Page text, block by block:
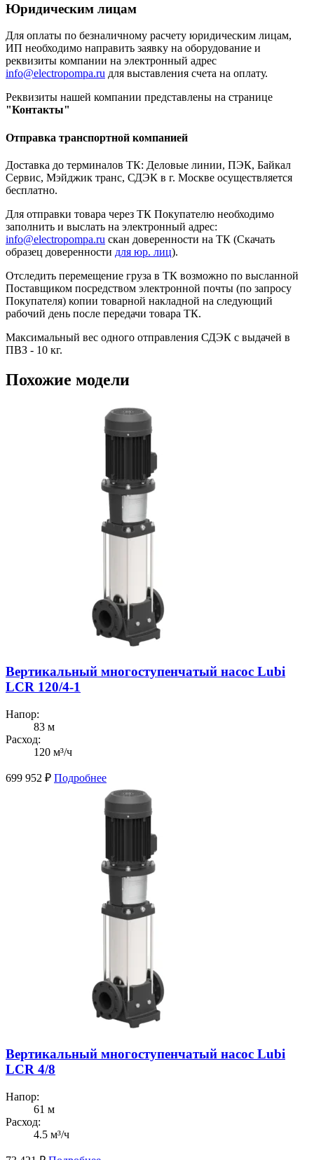
Юридическим лицам
Для оплаты по безналичному расчету юридическим лицам,
ИП необходимо направить заявку на оборудование и
реквизиты компании на электронный адрес
info@electropompa.ru для выставления счета на оплату.
Реквизиты нашей компании представлены на странице
"Контакты"
Отправка транспортной компанией
Доставка до терминалов ТК: Деловые линии, ПЭК, Байкал
Сервис, Мэйджик транс, СДЭК в г. Москве осуществляется
бесплатно.
Для отправки товара через ТК Покупателю необходимо
заполнить и выслать на электронный адрес:
info@electropompa.ru скан доверенности на ТК (Скачать
образец доверенности для юр. лиц).
Отследить перемещение груза в ТК возможно по высланной
Поставщиком посредством электронной почты (по запросу
Покупателя) копии товарной накладной на следующий
рабочий день после передачи товара ТК.
Максимальный вес одного отправления СДЭК с выдачей в
ПВЗ - 10 кг.
Похожие модели
Вертикальный многоступенчатый насос Lubi
LCR 120/4-1
Напор:
83 м
Расход:
120 м³/ч
699 952 ₽ Подробнее
Вертикальный многоступенчатый насос Lubi
LCR 4/8
Напор:
61 м
Расход:
4.5 м³/ч